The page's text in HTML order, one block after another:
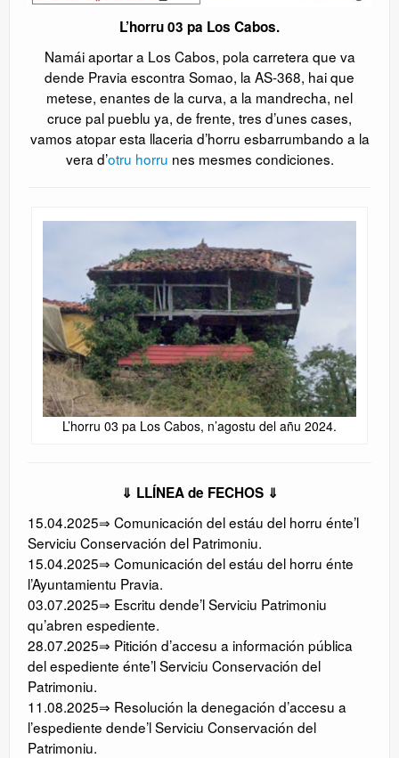
L’horru 03 pa Los Cabos.
Namái aportar a Los Cabos, pola carretera que va
dende Pravia escontra Somao, la AS-368, hai que
metese, enantes de la curva, a la mandrecha, nel
cruce pal pueblu ya, de frente, tres d’unes cases,
vamos atopar esta llaceria d’horru esbarrumbando a la
vera d’otru horru nes mesmes condiciones.
L’horru 03 pa Los Cabos, n’agostu del añu 2024.
⇓ LLÍNEA de FECHOS ⇓
15.04.2025⇒ Comunicación del estáu del horru énte’l
Serviciu Conservación del Patrimoniu.
15.04.2025⇒ Comunicación del estáu del horru énte
l’Ayuntamientu Pravia.
03.07.2025⇒ Escritu dende’l Serviciu Patrimoniu
qu’abren espediente.
28.07.2025⇒ Pitición d’accesu a información pública
del espediente énte’l Serviciu Conservación del
Patrimoniu.
11.08.2025⇒ Resolución la denegación d’accesu a
l’espediente dende’l Serviciu Conservación del
Patrimoniu.